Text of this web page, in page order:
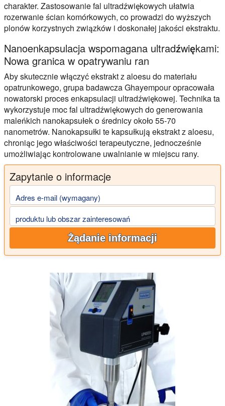
charakter. Zastosowanie fal ultradźwiękowych ułatwia
rozerwanie ścian komórkowych, co prowadzi do wyższych
plonów korzystnych związków i doskonałej jakości ekstraktu.
Nanoenkapsulacja wspomagana ultradźwiękami:
Nowa granica w opatrywaniu ran
Aby skutecznie włączyć ekstrakt z aloesu do materiału
opatrunkowego, grupa badawcza Ghayempour opracowała
nowatorski proces enkapsulacji ultradźwiękowej. Technika ta
wykorzystuje moc fal ultradźwiękowych do generowania
maleńkich nanokapsułek o średnicy około 55-70
nanometrów. Nanokapsułki te kapsułkują ekstrakt z aloesu,
chroniąc jego właściwości terapeutyczne, jednocześnie
umożliwiając kontrolowane uwalnianie w miejscu rany.
Zapytanie o informacje
Adres e-mail (wymagany)
produktu lub obszar zainteresowań
Żądanie informacji